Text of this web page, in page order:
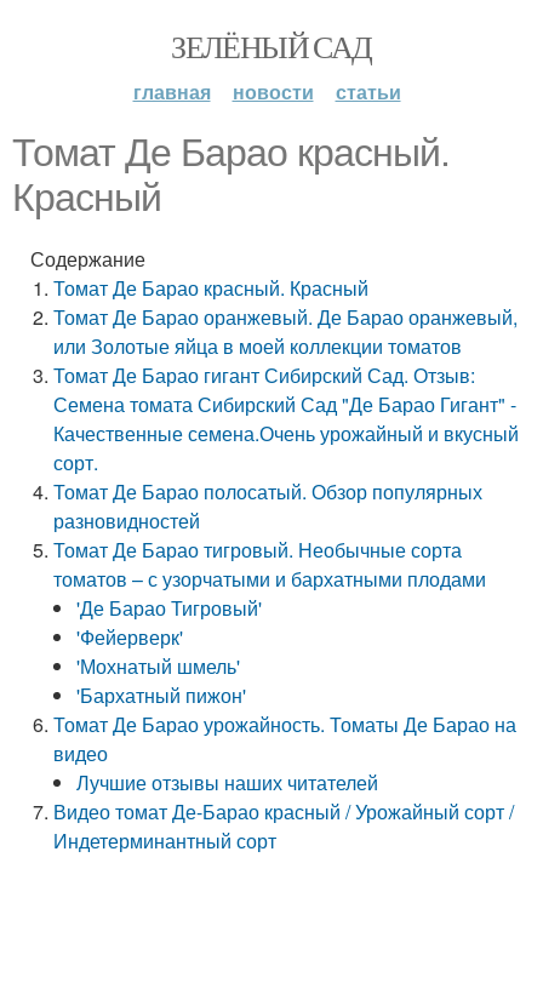
ЗЕЛЁНЫЙ САД
главная новости статьи
Томат Де Барао красный.
Красный
Содержание
Томат Де Барао красный. Красный
Томат Де Барао оранжевый. Де Барао оранжевый,
или Золотые яйца в моей коллекции томатов
Томат Де Барао гигант Сибирский Сад. Отзыв:
Семена томата Сибирский Сад "Де Барао Гигант" -
Качественные семена.Очень урожайный и вкусный
сорт.
Томат Де Барао полосатый. Обзор популярных
разновидностей
Томат Де Барао тигровый. Необычные сорта
томатов – с узорчатыми и бархатными плодами
'Де Барао Тигровый'
'Фейерверк'
'Мохнатый шмель'
'Бархатный пижон'
Томат Де Барао урожайность. Томаты Де Барао на
видео
Лучшие отзывы наших читателей
Видео томат Де-Барао красный / Урожайный сорт /
Индетерминантный сорт